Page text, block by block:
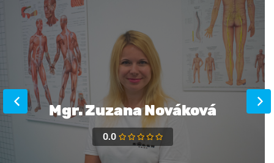
Mgr. Zuzana Nováková
0.0